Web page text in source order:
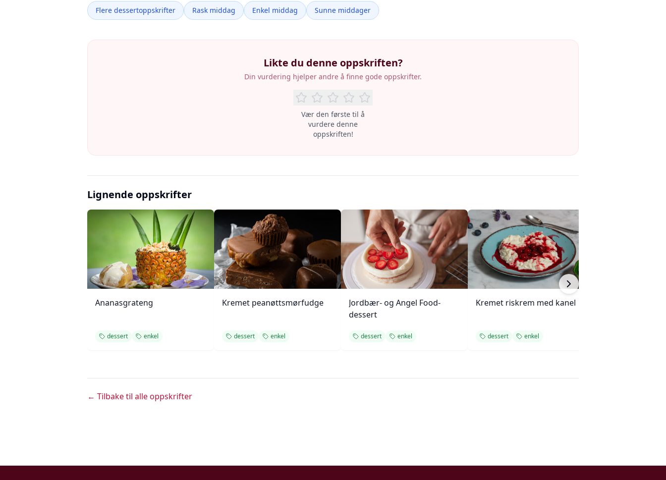
Flere dessertoppskrifter Rask middag Enkel middag Sunne middager
Likte du denne oppskriften?
Din vurdering hjelper andre å finne gode oppskrifter.
Vær den første til å
vurdere denne
oppskriften!
Lignende oppskrifter
Ananasgrateng
dessert enkel
Kremet peanøttsmørfudge
dessert enkel
Jordbær- og Angel Food-
dessert
dessert enkel
Kremet riskrem med kanel
dessert enkel
← Tilbake til alle oppskrifter